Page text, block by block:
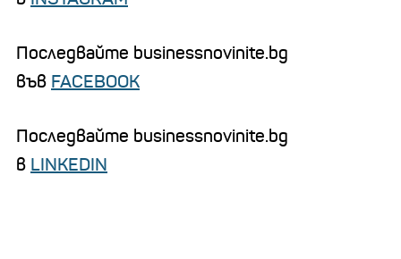
Последвайте businessnovinite.bg
във FACEBOOK
Последвайте businessnovinite.bg
в LINKEDIN